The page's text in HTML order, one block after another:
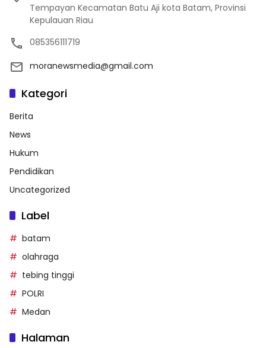
Tempayan Kecamatan Batu Aji kota Batam, Provinsi
Kepulauan Riau
085356111719
moranewsmedia@gmail.com
Kategori
Berita
News
Hukum
Pendidikan
Uncategorized
Label
batam
olahraga
tebing tinggi
POLRI
Medan
Halaman